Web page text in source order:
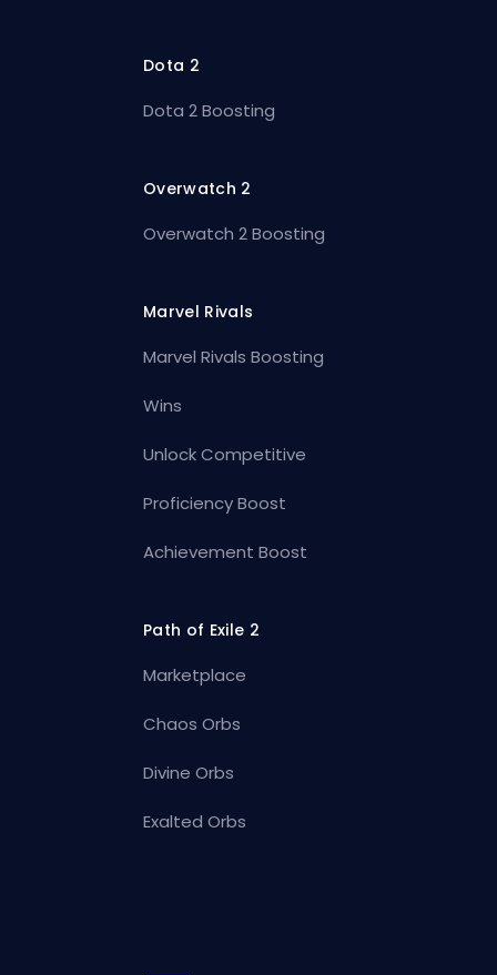
Dota 2
Dota 2 Boosting
Overwatch 2
Overwatch 2 Boosting
Marvel Rivals
Marvel Rivals Boosting
Wins
Unlock Competitive
Proficiency Boost
Achievement Boost
Path of Exile 2
Marketplace
Chaos Orbs
Divine Orbs
Exalted Orbs